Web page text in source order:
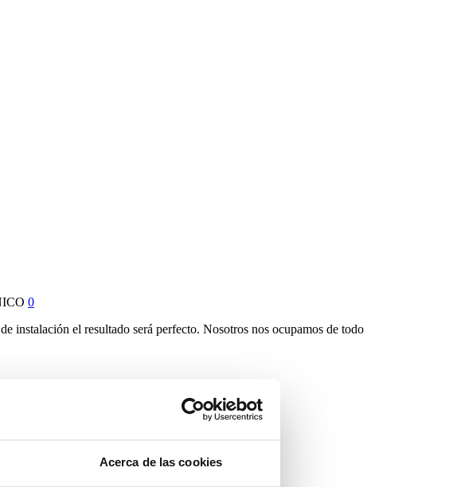
Acerca de las cookies
0
instalación el resultado será perfecto. Nosotros nos ocupamos de todo